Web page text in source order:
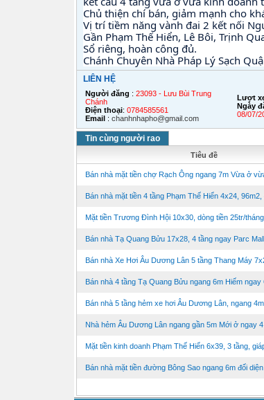
Chủ thiện chí bán, giảm mạnh cho
Vị trí tiềm năng vành đai 2 kết nối
Gần Phạm Thế Hiển, Lê Bôi, Trịnh
Sổ riêng, hoàn công đủ.
Chánh Chuyên Nhà Pháp Lý Sạch
LIÊN HỆ
Người đăng : 23093 - Lưu Bùi Trung
Chánh
Điện thoại: 0784585561
Email: chanhnhapho@gmail.com
Lượt
Ngày
08/07/
Tin cùng người rao
Tiêu đề
Bán nhà mặt tiền chợ Rạch Ông ngang 7m Vừa ở
Bán nhà mặt tiền 4 tầng Phạm Thế Hiển 4x24, 96m2,
Mặt tiền Trương Đình Hội 10x30, dòng tiền 25tr/tháng,
Bán nhà Tạ Quang Bửu 17x28, 4 tầng ngay Parc Mall
Bán nhà Xe Hơi Âu Dương Lân 5 tầng Thang Máy
Bán nhà 4 tầng Tạ Quang Bửu ngang 6m Hiếm ngay
Bán nhà 5 tầng hẻm xe hơi Âu Dương Lân, ngang
Nhà hẻm Âu Dương Lân ngang gần 5m Mới ở ngay 4
Mặt tiền kinh doanh Phạm Thế Hiển 6x39, 3 tầng,
Bán nhà mặt tiền đường Bông Sao ngang 6m đối diện